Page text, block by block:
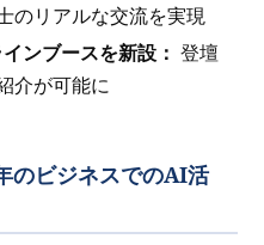
のリアルな交流を実現
ンブースを新設： 登壇
介が可能に
のビジネスでのAI活